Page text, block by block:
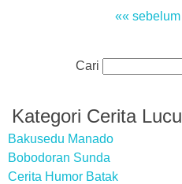
«« sebelum
Cari
Kategori Cerita Lucu
Bakusedu Manado
Bobodoran Sunda
Cerita Humor Batak